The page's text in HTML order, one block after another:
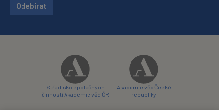
Odebírat
Středisko společných
činností Akademie věd ČR
Akademie věd České
republiky